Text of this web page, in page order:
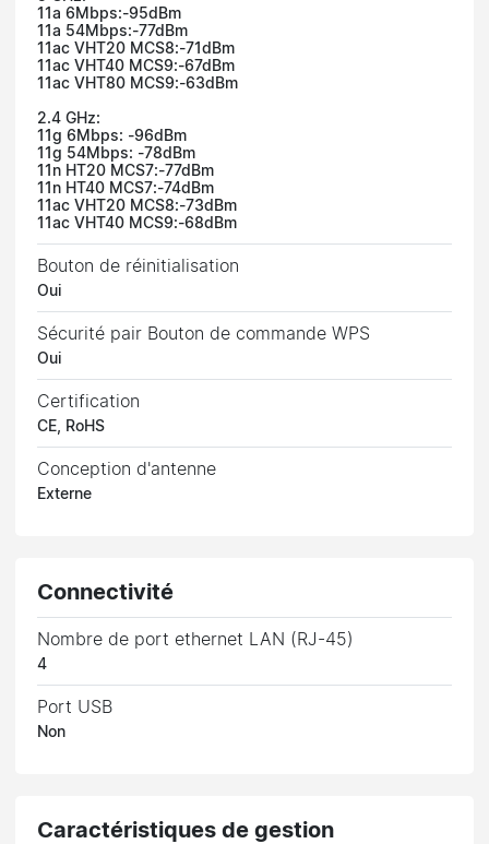
11a 6Mbps:-95dBm
11a 54Mbps:-77dBm
11ac VHT20 MCS8:-71dBm
11ac VHT40 MCS9:-67dBm
11ac VHT80 MCS9:-63dBm
2.4 GHz:
11g 6Mbps: -96dBm
11g 54Mbps: -78dBm
11n HT20 MCS7:-77dBm
11n HT40 MCS7:-74dBm
11ac VHT20 MCS8:-73dBm
11ac VHT40 MCS9:-68dBm
Bouton de réinitialisation
Oui
Sécurité pair Bouton de commande WPS
Oui
Certification
CE, RoHS
Conception d'antenne
Externe
Connectivité
Nombre de port ethernet LAN (RJ-45)
4
Port USB
Non
Caractéristiques de gestion